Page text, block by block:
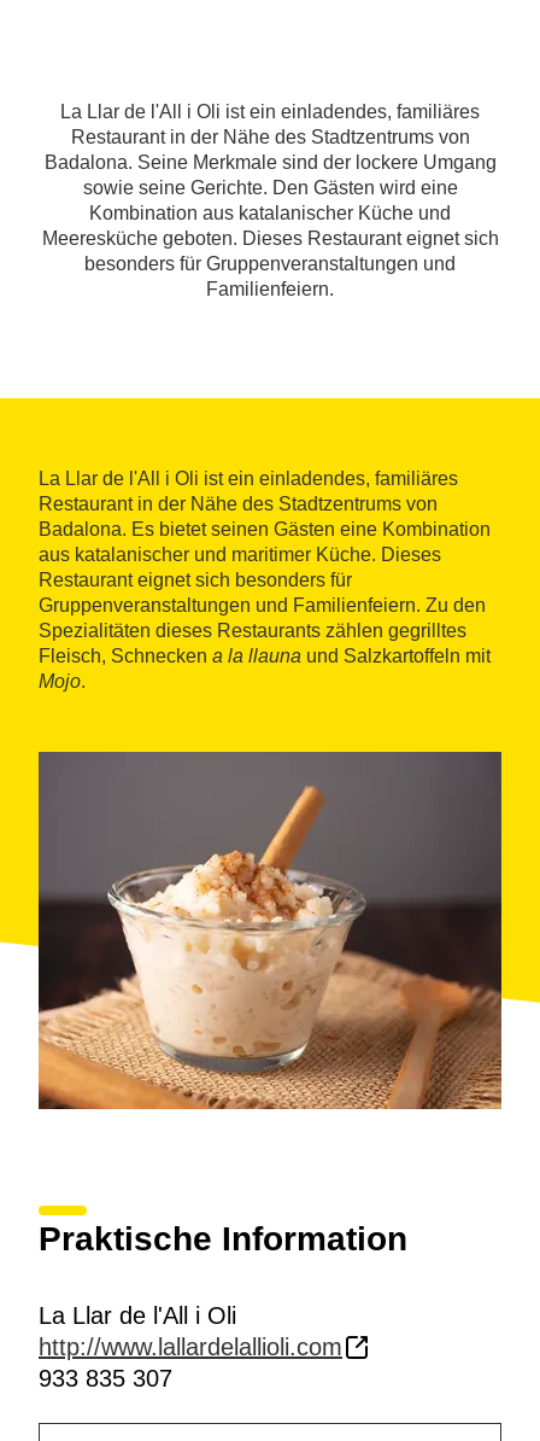
La Llar de l'All i Oli ist ein einladendes, familiäres
Restaurant in der Nähe des Stadtzentrums von
Badalona. Seine Merkmale sind der lockere Umgang
sowie seine Gerichte. Den Gästen wird eine
Kombination aus katalanischer Küche und
Meeresküche geboten. Dieses Restaurant eignet sich
besonders für Gruppenveranstaltungen und
Familienfeiern.
La Llar de l'All i Oli ist ein einladendes, familiäres
Restaurant in der Nähe des Stadtzentrums von
Badalona. Es bietet seinen Gästen eine Kombination
aus katalanischer und maritimer Küche. Dieses
Restaurant eignet sich besonders für
Gruppenveranstaltungen und Familienfeiern. Zu den
Spezialitäten dieses Restaurants zählen gegrilltes
Fleisch, Schnecken a la llauna und Salzkartoffeln mit
Mojo.
Praktische Information
La Llar de l'All i Oli
http://www.lallardelallioli.com
933 835 307